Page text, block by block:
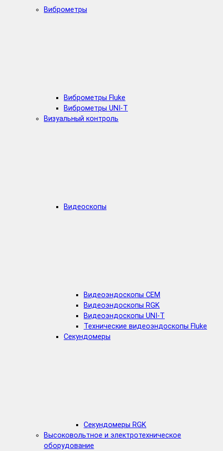
Виброметры
Виброметры Fluke
Виброметры UNI-T
Визуальный контроль
Видеоскопы
Видеоэндоскопы CEM
Видеоэндоскопы RGK
Видеоэндоскопы UNI-T
Технические видеоэндоскопы Fluke
Секундомеры
Секундомеры RGK
Высоковольтное и электротехническое
оборудование